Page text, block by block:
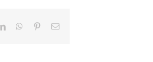
LinkedInWhatsApp
PinterestEmail